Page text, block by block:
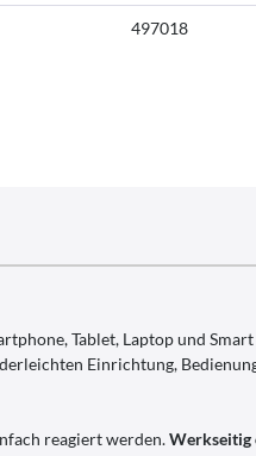
497018
Tablet, Laptop und
Einrichtung,
reagiert werden.Werkseitig